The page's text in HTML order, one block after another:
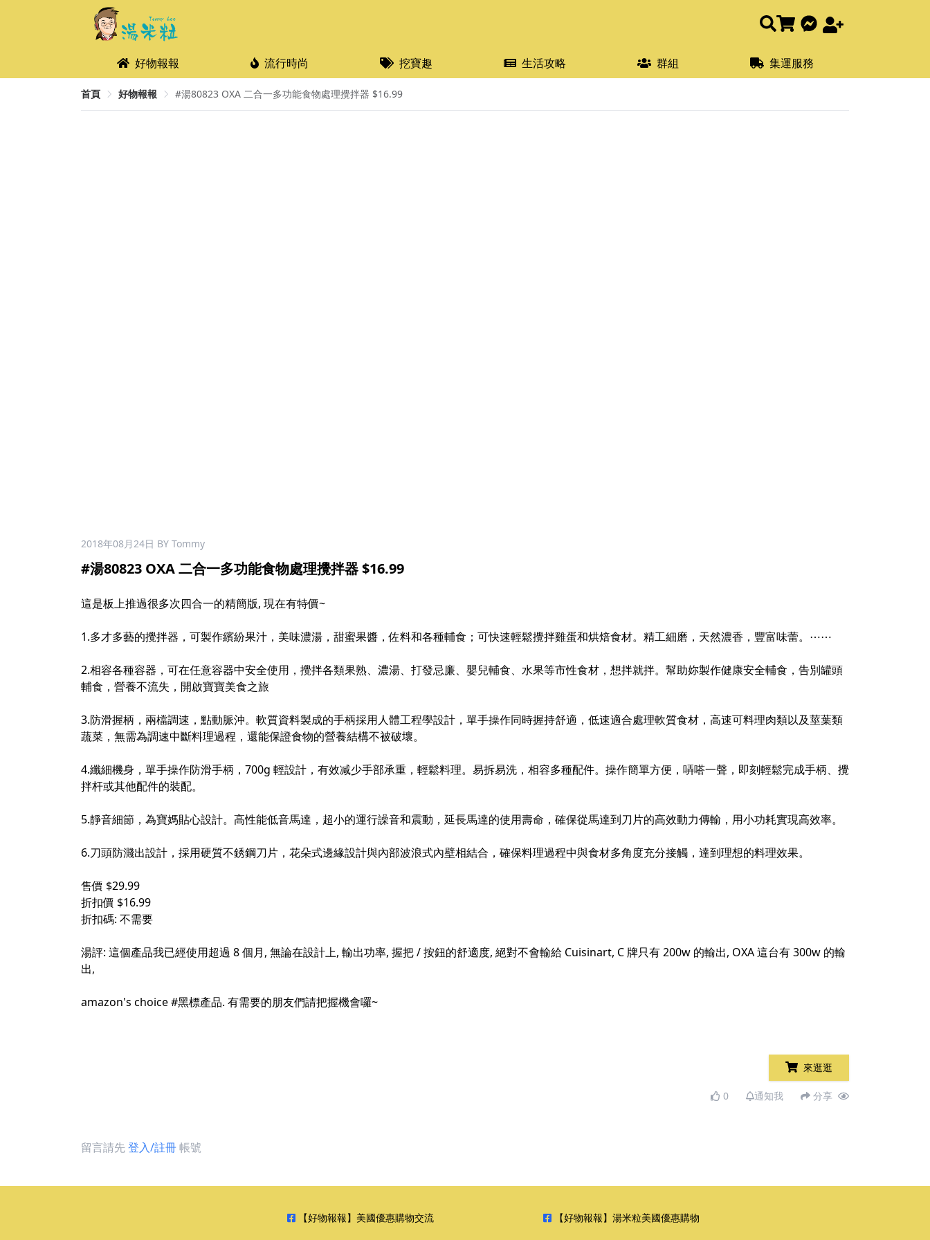
好物報報 流行時尚 挖寶趣 生活攻略 群組 集運服務
首頁 好物報報 #湯80823 OXA 二合一多功能食物處理攪拌器 $16.99
2018年08月24日 BY Tommy
#湯80823 OXA 二合一多功能食物處理攪拌器 $16.99
這是板上推過很多次四合一的精簡版, 現在有特價~
1.多才多藝的攪拌器，可製作繽紛果汁，美味濃湯，甜蜜果醬，佐料和各種輔食；可快速輕鬆攪拌雞蛋和烘焙食材。精工細磨，天然濃香，豐富味蕾。⋯⋯
2.相容各種容器，可在任意容器中安全使用，攪拌各類果熟、濃湯、打發忌廉、嬰兒輔食、水果等市性食材，想拌就拌。幫助妳製作健康安全輔食，告別罐頭
輔食，營養不流失，開啟寶寶美食之旅
3.防滑握柄，兩檔調速，點動脈沖。軟質資料製成的手柄採用人體工程學設計，單手操作同時握持舒適，低速適合處理軟質食材，高速可料理肉類以及莖葉類
蔬菜，無需為調速中斷料理過程，還能保證食物的營養結構不被破壞。
4.纖細機身，單手操作防滑手柄，700g 輕設計，有效减少手部承重，輕鬆料理。易拆易洗，相容多種配件。操作簡單方便，哢嗒一聲，即刻輕鬆完成手柄、攪
拌杆或其他配件的裝配。
5.靜音細節，為寶媽貼心設計。高性能低音馬達，超小的運行譟音和震動，延長馬達的使用壽命，確保從馬達到刀片的高效動力傳輸，用小功耗實現高效率。
6.刀頭防濺出設計，採用硬質不銹鋼刀片，花朵式邊緣設計與內部波浪式內壁相結合，確保料理過程中與食材多角度充分接觸，達到理想的料理效果。
售價 $29.99
折扣價 $16.99
折扣碼: 不需要
湯評: 這個產品我已經使用超過 8 個月, 無論在設計上, 輸出功率, 握把 / 按鈕的舒適度, 絕對不會輸給 Cuisinart, C 牌只有 200w 的輸出, OXA 這台有 300w 的輸
出,
amazon's choice#黑標產品. 有需要的朋友們請把握機會囉~
來逛逛
0 通知我 分享
留言請先登入/註冊帳號
【好物報報】美國優惠購物交流 【好物報報】湯米粒美國優惠購物